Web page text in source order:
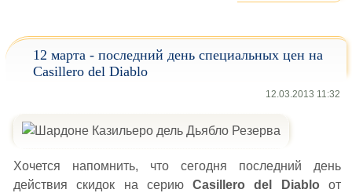
12 марта - последний день специальных цен на
Casillero del Diablo
12.03.2013 11:32
Хочется напомнить, что сегодня последний день
действия скидок на сериюCasillero del Diablo от